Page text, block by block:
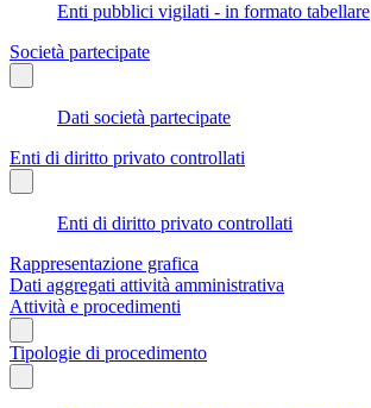
Enti pubblici vigilati - in formato tabellare
Società partecipate
Dati società partecipate
Enti di diritto privato controllati
Enti di diritto privato controllati
Rappresentazione grafica
Dati aggregati attività amministrativa
Attività e procedimenti
Tipologie di procedimento